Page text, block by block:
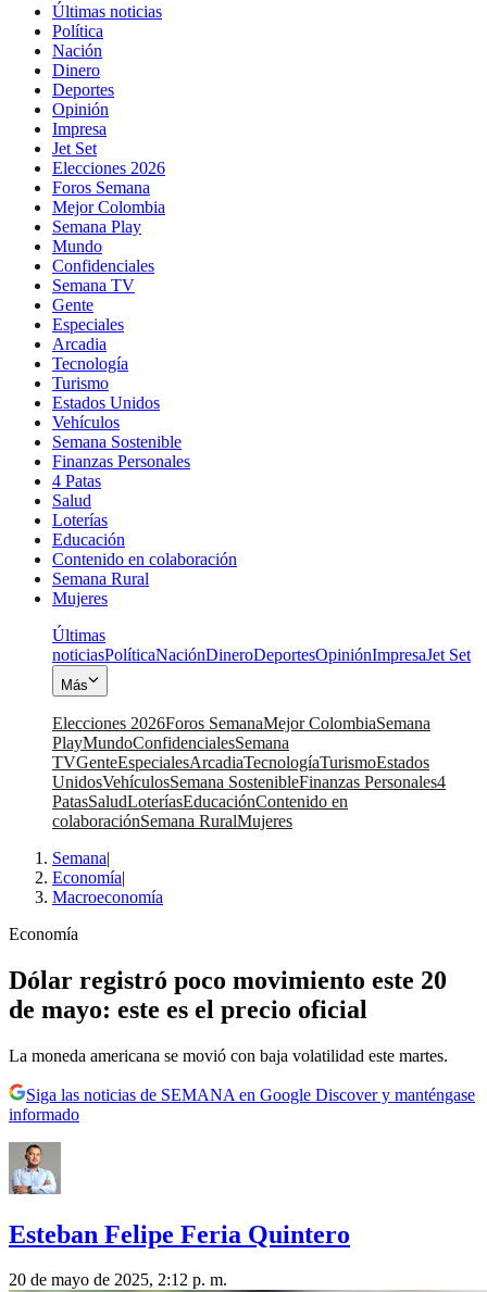
Últimas noticias
Política
Nación
Dinero
Deportes
Opinión
Impresa
Jet Set
Elecciones 2026
Foros Semana
Mejor Colombia
Semana Play
Mundo
Confidenciales
Semana TV
Gente
Especiales
Arcadia
Tecnología
Turismo
Estados Unidos
Vehículos
Semana Sostenible
Finanzas Personales
4 Patas
Salud
Loterías
Educación
Contenido en colaboración
Semana Rural
Mujeres
Últimas
noticiasPolíticaNaciónDineroDeportesOpiniónImpresaJet Set
Más
Elecciones 2026Foros SemanaMejor ColombiaSemana
PlayMundoConfidencialesSemana
TVGenteEspecialesArcadiaTecnologíaTurismoEstados
UnidosVehículosSemana SostenibleFinanzas Personales4
PatasSaludLoteríasEducaciónContenido en
colaboraciónSemana RuralMujeres
Semana|
Economía|
Macroeconomía
Economía
Dólar registró poco movimiento este 20
de mayo: este es el precio oficial
La moneda americana se movió con baja volatilidad este martes.
Siga las noticias de SEMANA en Google Discover y manténgase
informado
Esteban Felipe Feria Quintero
20 de mayo de 2025, 2:12 p. m.